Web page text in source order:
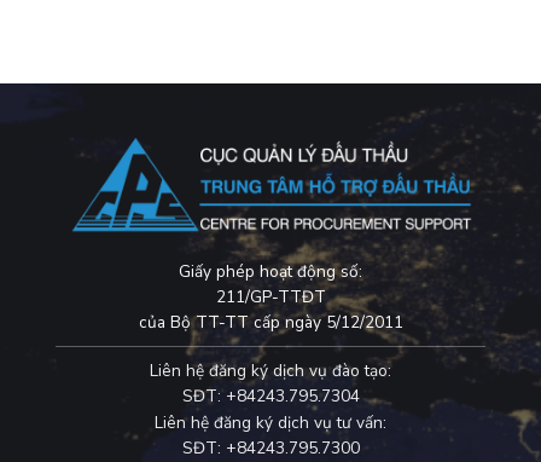
Giấy phép hoạt động số:
211/GP-TTĐT
của Bộ TT-TT cấp ngày 5/12/2011
Liên hệ đăng ký dịch vụ đào tạo:
SĐT: +84243.795.7304
Liên hệ đăng ký dịch vụ tư vấn:
SĐT: +84243.795.7300